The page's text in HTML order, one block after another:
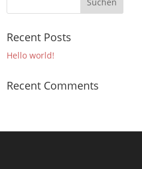
Recent Posts
Hello world!
Recent Comments